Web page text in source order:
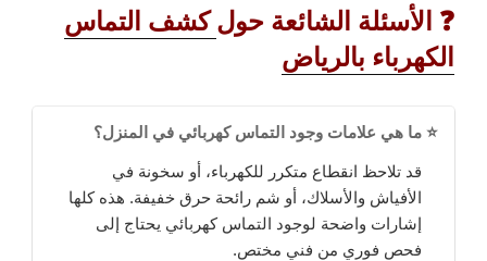
❓ الأسئلة الشائعة حولكشف التماس
الكهرباء بالرياض
⭐ ما هي علامات وجود التماس كهربائي في المنزل؟
قد تلاحظ انقطاع متكرر للكهرباء، أو سخونة في
الأفياش والأسلاك، أو شم رائحة حرق خفيفة. هذه كلها
إشارات واضحة لوجود التماس كهربائي يحتاج إلى
فحص فوري من فني مختص.